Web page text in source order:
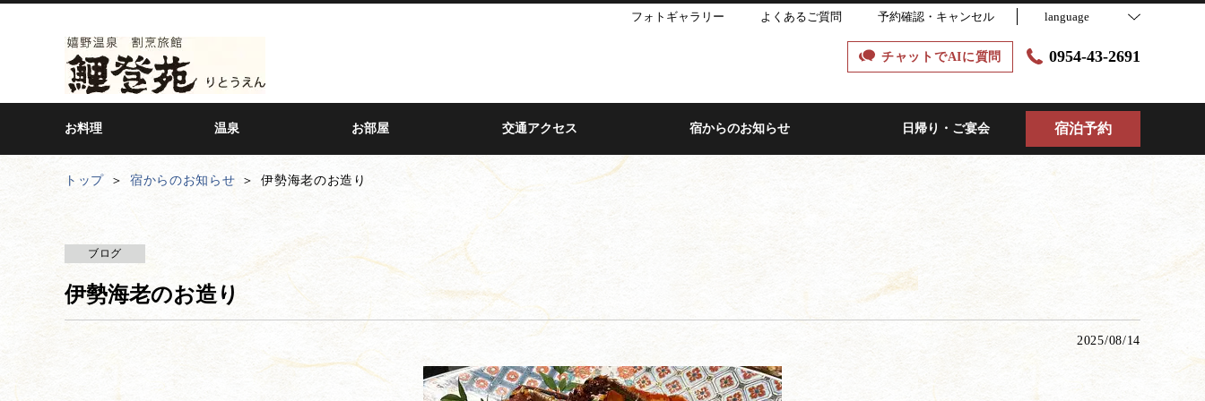
フォトギャラリー よくあるご質問 予約確認・キャンセル language
チャットでAIに質問 0954-43-2691
お料理 温泉 お部屋 交通アクセス 宿からのお知らせ 日帰り・ご宴会 宿泊予約
トップ 宿からのお知らせ 伊勢海老のお造り
ブログ
伊勢海老のお造り
2025/08/14